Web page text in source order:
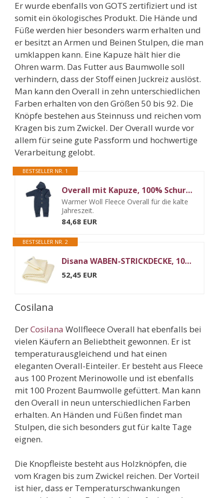
Er wurde ebenfalls von GOTS zertifiziert und ist
somit ein ökologisches Produkt. Die Hände und
Füße werden hier besonders warm erhalten und
er besitzt an Armen und Beinen Stulpen, die man
umklappen kann. Eine Kapuze hält hier die
Ohren warm. Das Futter aus Baumwolle soll
verhindern, dass der Stoff einen Juckreiz auslöst.
Man kann den Overall in zehn unterschiedlichen
Farben erhalten von den Größen 50 bis 92. Die
Knöpfe bestehen aus Steinnuss und reichen vom
Kragen bis zum Zwickel. Der Overall wurde vor
allem für seine gute Passform und hochwertige
Verarbeitung gelobt.
BESTSELLER NR. 1
Overall mit Kapuze, 100% Schurwolle Fleece, Engel Natur, Gr. 50/56 - 86/92, 4 Farben, Blau Melange, 74/80
Warmer Woll Fleece Overall für die kalte
Jahreszeit.
84,68 EUR
BESTSELLER NR. 2
Disana WABEN-STRICKDECKE, 100% Bio-Merinowolle GOTS, IVN Best | kuschelweiche Decke mit Wabenmuster | Newborn Baby Kleinkind Kind Unisex | Made in Germany | Natur
52,45 EUR
Cosilana
DerCosilana Wollfleece Overall hat ebenfalls bei
vielen Käufern an Beliebtheit gewonnen. Er ist
temperaturausgleichend und hat einen
eleganten Overall-Einteiler. Er besteht aus Fleece
aus 100 Prozent Merinowolle und ist ebenfalls
mit 100 Prozent Baumwolle gefüttert. Man kann
den Overall in neun unterschiedlichen Farben
erhalten. An Händen und Füßen findet man
Stulpen, die sich besonders gut für kalte Tage
eignen.
Die Knopfleiste besteht aus Holzknöpfen, die
vom Kragen bis zum Zwickel reichen. Der Vorteil
ist hier, dass er Temperaturschwankungen